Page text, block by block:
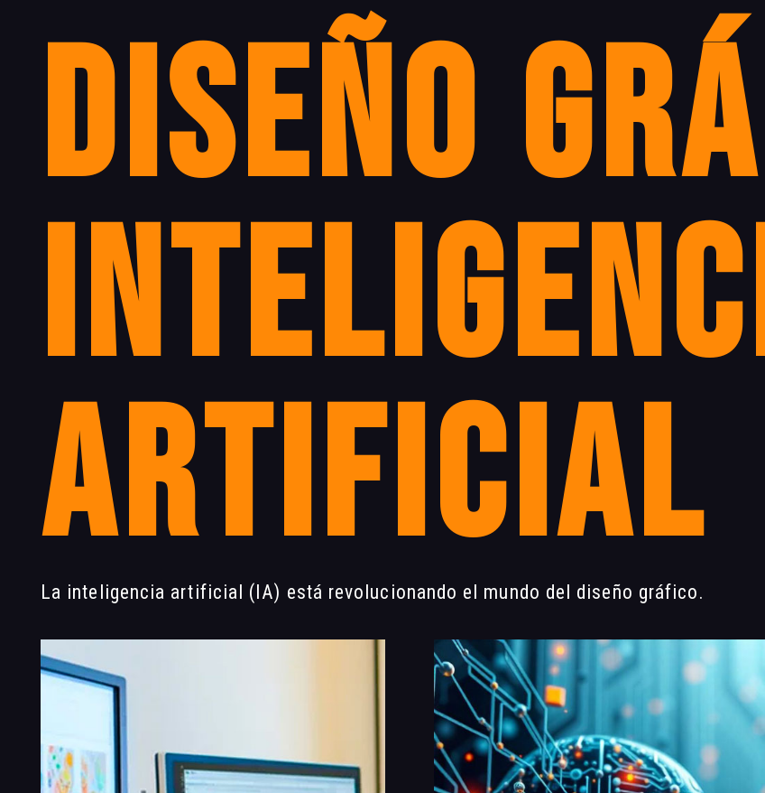
Diseño
artificial
La inteligencia artificial (IA) está revolucionando el mundo del diseño gráfico.